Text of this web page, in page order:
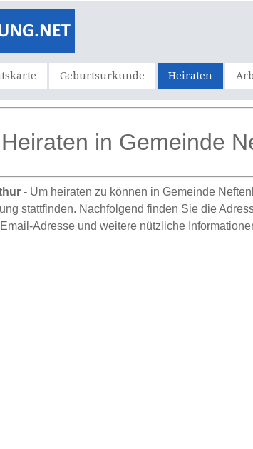
Geburtsurkunde Heiraten
Heiraten in Gemeinde
- Um heiraten zu können in Gemeinde
stattfinden. Nachfolgend finden Sie die
Adresse und weitere nützliche